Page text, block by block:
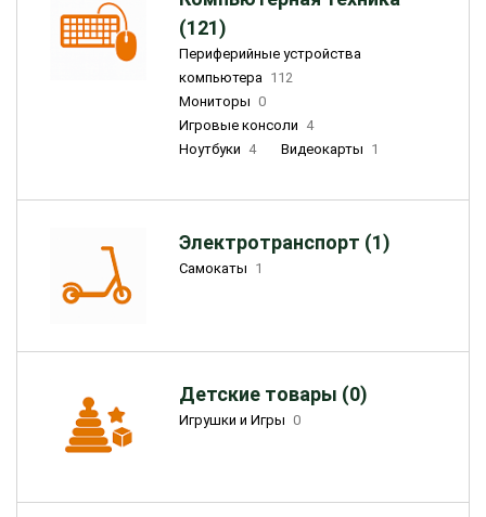
(121)
Периферийные устройства
компьютера 112
Мониторы 0
Игровые консоли 4
Ноутбуки 4 Видеокарты 1
Электротранспорт (1)
Самокаты 1
Детские товары (0)
Игрушки и Игры 0